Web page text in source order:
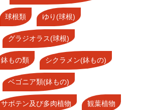
球根類 ゆり(球根)
グラジオラス(球根)
鉢もの類 シクラメン(鉢もの)
ベゴニア類(鉢もの)
サボテン及び多肉植物 観葉植物